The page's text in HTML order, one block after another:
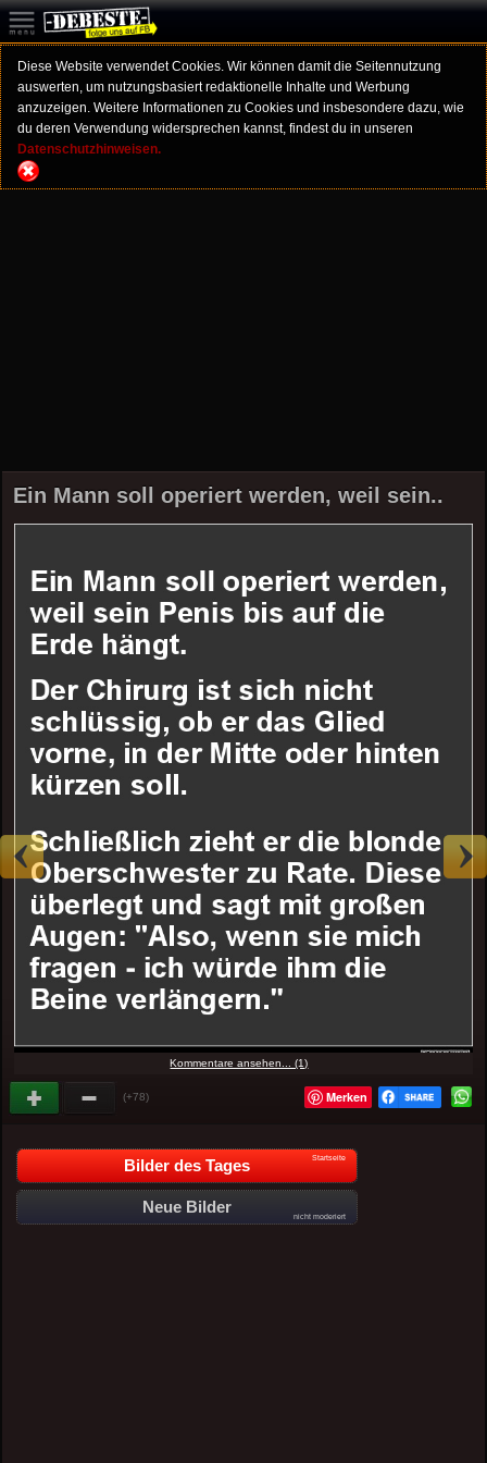
Diese Website verwendet Cookies. Wir können damit die Seitennutzung
auswerten, um nutzungsbasiert redaktionelle Inhalte und Werbung
anzuzeigen. Weitere Informationen zu Cookies und insbesondere dazu, wie
du deren Verwendung widersprechen kannst, findest du in unseren
Datenschutzhinweisen.
Ein Mann soll operiert werden, weil sein..
Kommentare ansehen... (1)
(+78) Merken
Bilder des Tages Startseite
Neue Bilder
nicht moderiert